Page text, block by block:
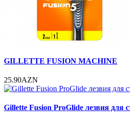
GILLETTE FUSION MACHINE
25.90AZN
Gillette Fusion ProGlide лезвия для